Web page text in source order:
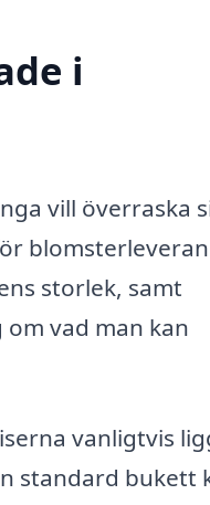
i
vill överraska
storlek, samt
vad man kan
vanligtvis
standard bukett